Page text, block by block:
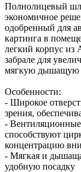
Полнолицевый
экономичное
одобренный для
картинга в
легкий корпус из
забрале для
мягкую дышащую
Особенности:
- Широкое
зрения,
- Вентиляционные
способствуют
концентрацию
- Мягкая и
удобную посадку